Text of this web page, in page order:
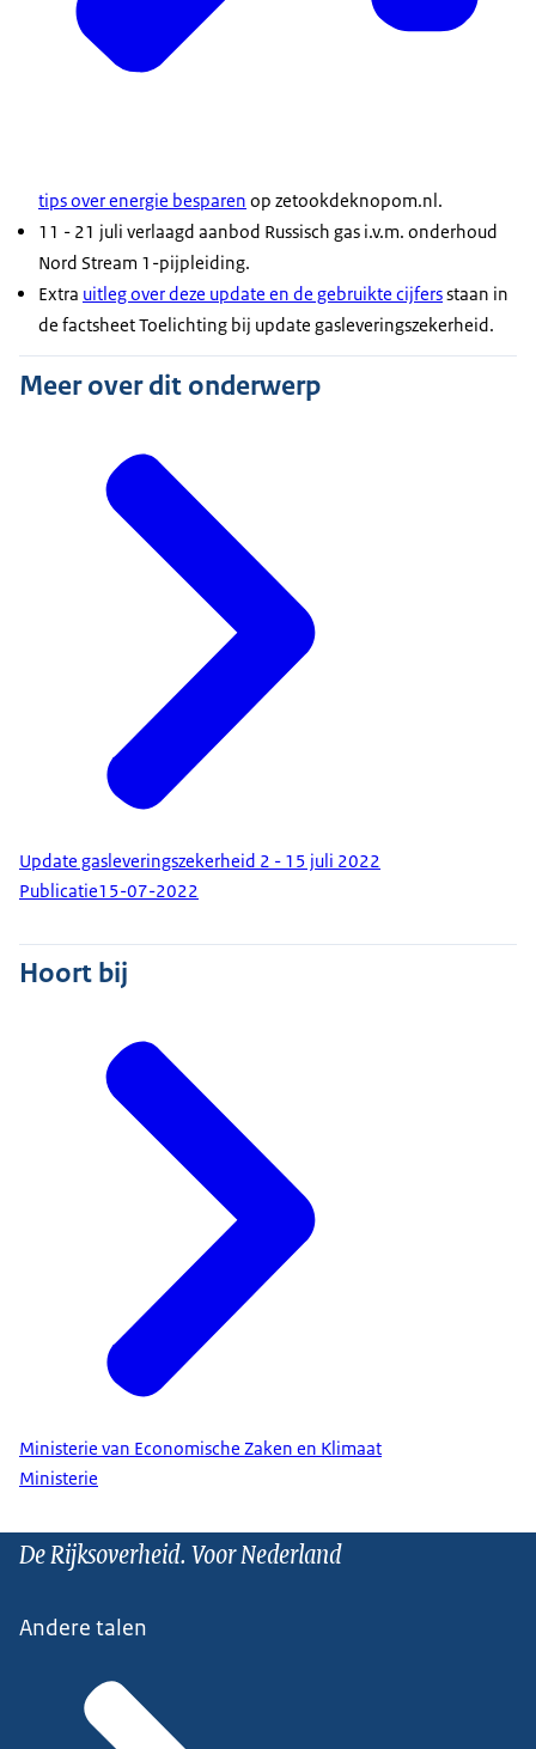
tips over energie besparen op zetookdeknopom.nl.
11 - 21 juli verlaagd aanbod Russisch gas i.v.m. onderhoud
Nord Stream 1-pijpleiding.
Extra uitleg over deze update en de gebruikte cijfersstaan in
de factsheet Toelichting bij update gasleveringszekerheid.
Meer over dit onderwerp
Update gasleveringszekerheid 2 - 15 juli 2022
Publicatie15-07-2022
Hoort bij
Ministerie van Economische Zaken en Klimaat
Ministerie
De Rijksoverheid. Voor Nederland
Andere talen